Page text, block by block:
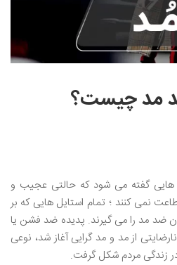
مد چیست؟
گفته می شود که حالتی عجیب و
نمی کنند ؛ تمام استایل هایی که بر
ضد مد را می گیرند. پدیده ضد فشن یا
بر اثر نارضایتی از مد و مد گرایی آغاز شد، نوعی
زندگی مردم شکل گرفت.